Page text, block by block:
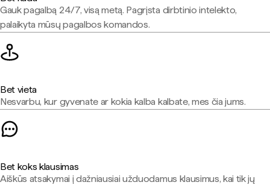
Gauk pagalbą 24/7, visą metą. Pagrįsta dirbtinio intelekto,
palaikyta mūsų pagalbos komandos.
Bet vieta
Nesvarbu, kur gyvenate ar kokia kalba kalbate, mes čia jums.
Bet koks klausimas
Aiškūs atsakymai į dažniausiai užduodamus klausimus, kai tik jų